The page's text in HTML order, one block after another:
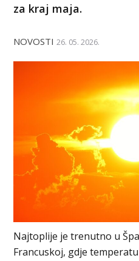
za kraj maja.
NOVOSTI 26. 05. 2026.
Najtoplije je trenutno u
Francuskoj, gdje